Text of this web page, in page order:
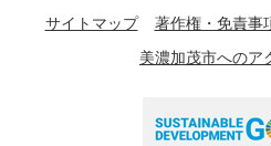
サイトマップ 著作権・免責事
美濃加茂市へのア